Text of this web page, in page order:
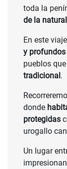
toda la
de la
En este
y
pueblos
tradicional.
donde
protegidas
urogallo
Un lugar